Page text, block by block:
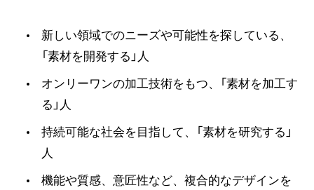
新しい領域でのニーズや可能性を探している、
「素材を開発する」人
オンリーワンの加工技術をもつ、「素材を加工す
る」人
持続可能な社会を目指して、「素材を研究する」
人
機能や質感、意匠性など、複合的なデザインを